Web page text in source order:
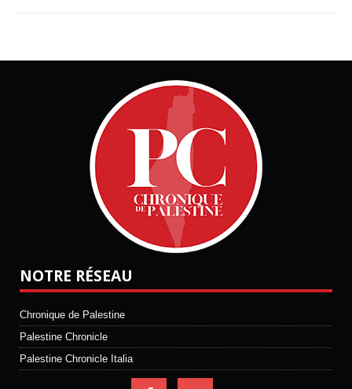
NOTRE RÉSEAU
Chronique de Palestine
Palestine Chronicle
Palestine Chronicle Italia